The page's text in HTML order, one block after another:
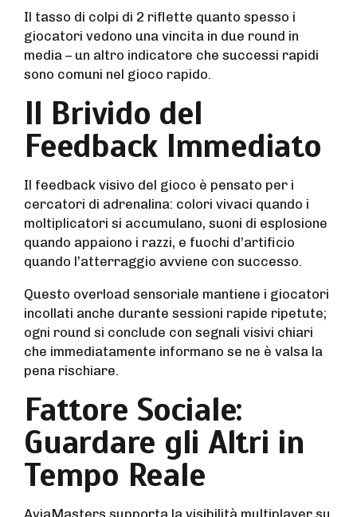
Il tasso di colpi di 2 riflette quanto spesso i
giocatori vedono una vincita in due round in
media – un altro indicatore che successi rapidi
sono comuni nel gioco rapido.
Il Brivido del
Feedback Immediato
Il feedback visivo del gioco è pensato per i
cercatori di adrenalina: colori vivaci quando i
moltiplicatori si accumulano, suoni di esplosione
quando appaiono i razzi, e fuochi d’artificio
quando l’atterraggio avviene con successo.
Questo overload sensoriale mantiene i giocatori
incollati anche durante sessioni rapide ripetute;
ogni round si conclude con segnali visivi chiari
che immediatamente informano se ne è valsa la
pena rischiare.
Fattore Sociale:
Guardare gli Altri in
Tempo Reale